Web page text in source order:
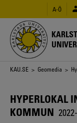
huvudinnehåll
A-Ö
Länkstig
KAU.SE > Geomedia >
HYPERLOKAL
KOMMUN